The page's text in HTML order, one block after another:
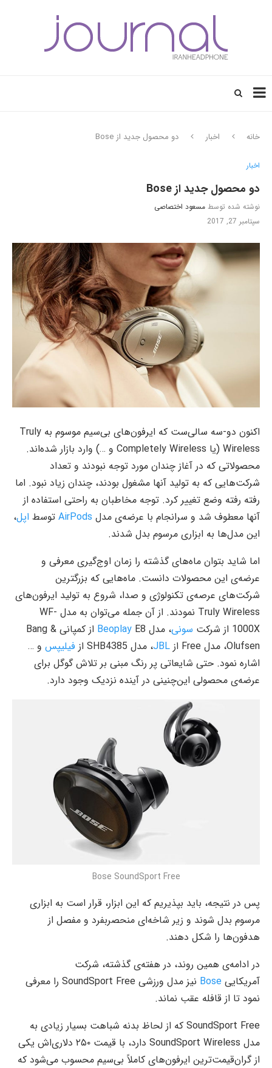
خانه اخبار دو محصول جدید از Bose
اخبار
دو محصول جدید از Bose
نوشته شده توسط مسعود اختصاصی
سپتامبر 27, 2017
اکنون دو-سه سالی‌ست که ایرفون‌های بی‌سیم موسوم به Truly
Wireless (یا Completely Wireless و …) وارد بازار شده‌اند.
محصولاتی که در آغاز چندان مورد توجه نبودند و تعداد
شرکت‌هایی که به تولید آنها مشغول بودند، چندان زیاد نبود. اما
رفته رفته وضع تغییر کرد. توجه مخاطبان به راحتی استفاده‌ از
آنها معطوف شد و سرانجام با عرضه‌ی مدل AirPods توسط اپل،
این مدل‌ها به ابزاری مرسوم بدل شدند.
اما شاید بتوان ماه‌های گذشته را زمان اوج‌گیری معرفی و
عرضه‌ی این محصولات دانست. ماه‌هایی که بزرگترین
شرکت‌های عرصه‌ی تکنولوژی و صدا، شروع به تولید ایرفون‌های
Truly Wireless نمودند. از آن جمله می‌توان به مدل WF-
1000X از شرکت
سونی، مدل Beoplay
E8 از کمپانی Bang &
Olufsen، مدل Free از
JBL، مدل SHB4385 از فیلیپس و …
اشاره نمود. حتی شایعاتی پر رنگ مبنی بر تلاش گوگل برای
عرضه‌ی محصولی این‌چنینی در آینده نزدیک وجود دارد.
Bose SoundSport Free
پس در نتیجه، باید بپذیریم که این ابزار، قرار است به ابزاری
مرسوم بدل شوند و زیر شاخه‌ای منحصربفرد و مفصل از
هدفون‌ها را شکل دهند.
در ادامه‌ی همین روند، در هفته‌ی گذشته، شرکت
آمریکایی Bose
نیز مدل ورزشی SoundSport Free را معرفی
نمود تا از قافله عقب نماند.
SoundSport Free که از لحاظ بدنه شباهت بسیار زیادی به
مدل SoundSport Wireless دارد، با قیمت ۲۵۰ دلاری‌اش یکی
از گران‌قیمت‌ترین ایرفون‌های کاملاً بی‌سیم محسوب می‌شود که